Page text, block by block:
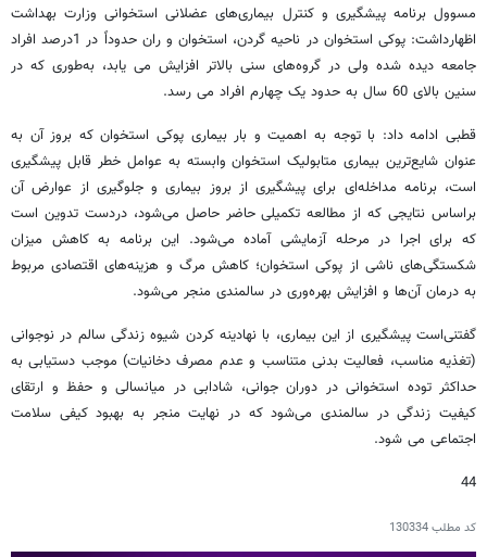
مسوول برنامه پیشگیری و کنترل بیماری‌های عضلانی استخوانی وزارت بهداشت
اظهارداشت: پوکی استخوان در ناحیه گردن، استخوان و ران حدوداً در 1درصد افراد
جامعه دیده شده ولی در گروه‌های سنی بالاتر افزایش می یابد،‌ به‌طوری که در
سنین بالای 60 سال به حدود یک چهارم افراد می رسد.
قطبی ادامه داد: با توجه به اهمیت و بار بیماری پوکی استخوان که بروز آن به
عنوان شایع‌ترین بیماری متابولیک استخوان وابسته به عوامل خطر قابل پیشگیری
است، برنامه‌ مداخله‌ای برای پیشگیری از بروز بیماری و جلوگیری از عوارض آن
براساس نتایجی که از مطالعه تکمیلی حاضر حاصل می‌شود، دردست تدوین است
که برای اجرا در مرحله آزمایشی آماده می‌شود. این برنامه به کاهش میزان
شکستگی‌های ناشی از پوکی استخوان؛ کاهش مرگ و هزینه‌های اقتصادی مربوط
به درمان آن‌ها و افزایش بهره‌وری در سالمندی منجر می‌شود.
گفتنی‌است پیشگیری از این بیماری، با نهادینه کردن شیوه زندگی سالم در نوجوانی
(تغذیه مناسب،‌ فعالیت بدنی متناسب و عدم مصرف دخانیات) موجب دستیابی به
حداکثر توده استخوانی در دوران جوانی، شادابی در میانسالی و حفظ و ارتقای
کیفیت زندگی در سالمندی می‌شود که در نهایت منجر به بهبود کیفی سلامت
اجتماعی می شود.
44
کد مطلب130334